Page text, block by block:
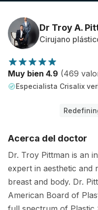
Reseñas de pacientes
Dr Troy A.
Cirujano
Muy bien 4.9 (469
Especialista Crisalix
Acerca del doctor
Dr. Troy Pittman is an
expert in aesthetic and
breast and body. Dr.
American Board of